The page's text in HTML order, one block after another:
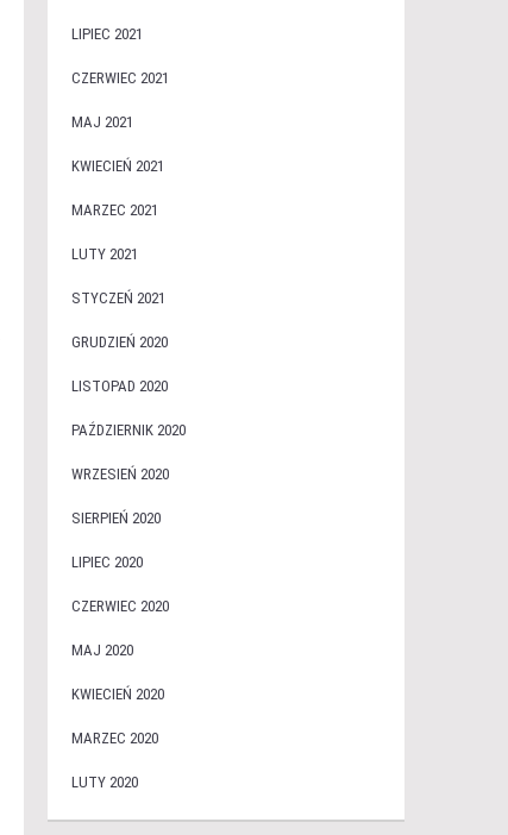
LIPIEC 2021
CZERWIEC 2021
MAJ 2021
KWIECIEŃ 2021
MARZEC 2021
LUTY 2021
STYCZEŃ 2021
GRUDZIEŃ 2020
LISTOPAD 2020
PAŹDZIERNIK 2020
WRZESIEŃ 2020
SIERPIEŃ 2020
LIPIEC 2020
CZERWIEC 2020
MAJ 2020
KWIECIEŃ 2020
MARZEC 2020
LUTY 2020